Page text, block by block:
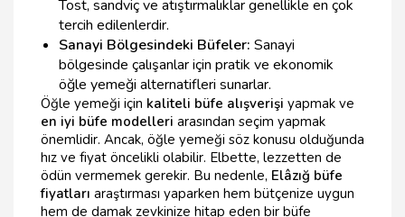
Tost, sandviç ve atıştırmalıklar genellikle en çok
tercih edilenlerdir.
Sanayi Bölgesindeki Büfeler: Sanayi
bölgesinde çalışanlar için pratik ve ekonomik
öğle yemeği alternatifleri sunarlar.
Öğle yemeği için kaliteli büfe alışverişi yapmak ve
en iyi büfe modelleri arasından seçim yapmak
önemlidir. Ancak, öğle yemeği söz konusu olduğunda
hız ve fiyat öncelikli olabilir. Elbette, lezzetten de
ödün vermemek gerekir. Bu nedenle, Elâzığ büfe
fiyatları araştırması yaparken hem bütçenize uygun
hem de damak zevkinize hitap eden bir büfe